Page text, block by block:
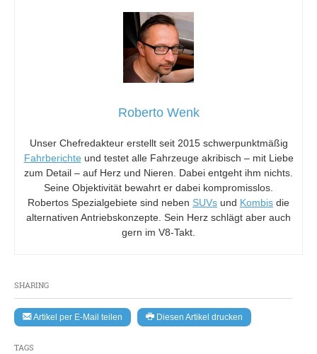
SHARING
Artikel per E-Mail teilen Diesen Artikel drucken
TAGS
Roberto Wenk
Unser Chefredakteur erstellt seit 2015 schwerpunktmäßig
Fahrberichte und testet alle Fahrzeuge akribisch – mit Liebe
zum Detail – auf Herz und Nieren. Dabei entgeht ihm nichts.
Seine Objektivität bewahrt er dabei kompromisslos.
Robertos Spezialgebiete sind neben SUVs und Kombis die
alternativen Antriebskonzepte. Sein Herz schlägt aber auch
gern im V8-Takt.